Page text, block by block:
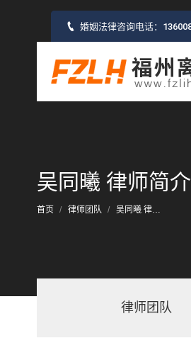
婚姻法律咨询电话：
吴同曦 律师简介
您的位置：
首页 律师团队 吴同曦 律…
律师团队